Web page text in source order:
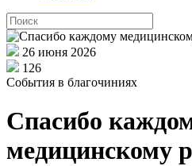
26 июня 2026
126
События в благочиниях
Спасибо
медицинскому